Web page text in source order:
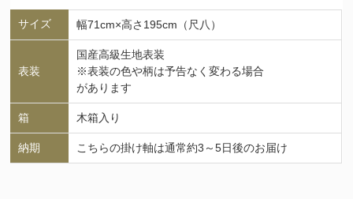
サイズ 幅71cm×高さ195cm（尺八）
表装
国産高級生地表装
※表装の色や柄は予告なく変わる場合
があります
箱 木箱入り
納期 こちらの掛け軸は通常約3～5日後のお届け